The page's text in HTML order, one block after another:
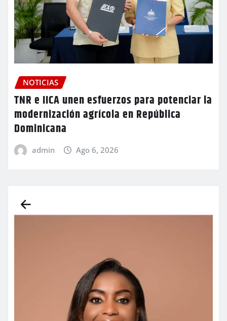
NOTICIAS
TNR e IICA unen esfuerzos para potenciar la
modernización agrícola en República
Dominicana
admin Ago 6, 2026